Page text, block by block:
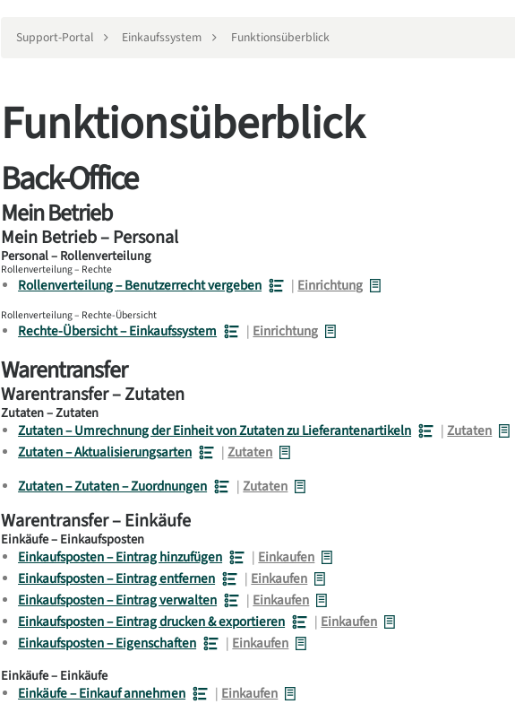
Support-Portal Einkaufssystem Funktionsüberblick
Funktionsüberblick
Back-Office
Mein Betrieb
Mein Betrieb – Personal
Personal – Rollenverteilung
Rollenverteilung – Rechte
Rollenverteilung – Benutzerrecht vergeben | Einrichtung
Rollenverteilung – Rechte-Übersicht
Rechte-Übersicht – Einkaufssystem |Einrichtung
Warentransfer
Warentransfer – Zutaten
Zutaten – Zutaten
Zutaten – Umrechnung der Einheit von Zutaten zu Lieferantenartikeln
|Zutaten
Zutaten – Aktualisierungsarten
|Zutaten
Zutaten – Zutaten – Zuordnungen
|Zutaten
Warentransfer – Einkäufe
Einkäufe – Einkaufsposten
Einkaufsposten – Eintrag hinzufügen
|Einkaufen
Einkaufsposten – Eintrag entfernen
|Einkaufen
Einkaufsposten – Eintrag verwalten
|Einkaufen
Einkaufsposten – Eintrag drucken & exportieren
|Einkaufen
Einkaufsposten – Eigenschaften
|Einkaufen
Einkäufe – Einkäufe
Einkäufe – Einkauf annehmen
| Einkaufen